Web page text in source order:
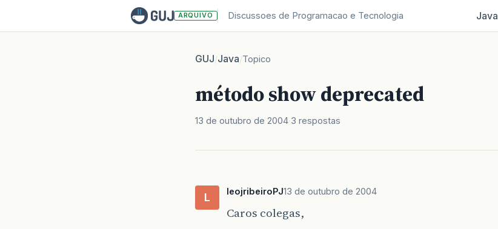
ARQUIVO Discussoes de Programacao e Tecnologia Java
GUJ/Java/Topico
método show deprecated
13 de outubro de 2004 3 respostas
L leojribeiroPJ13 de outubro de 2004
Caros colegas,